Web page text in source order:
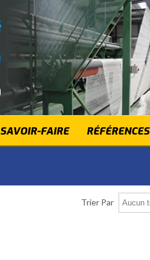
SAVOIR-FAIRE RÉFÉRENCES
Trier Par